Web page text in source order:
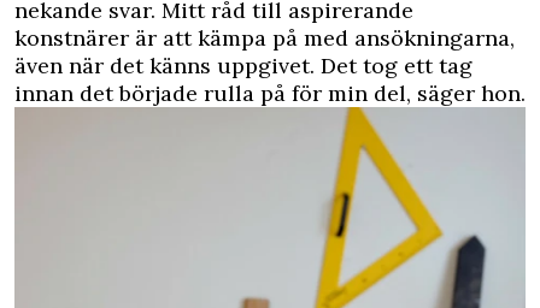
nekande svar. Mitt råd till aspirerande
konstnärer är att kämpa på med ansökningarna,
även när det känns uppgivet. Det tog ett tag
innan det började rulla på för min del, säger hon.